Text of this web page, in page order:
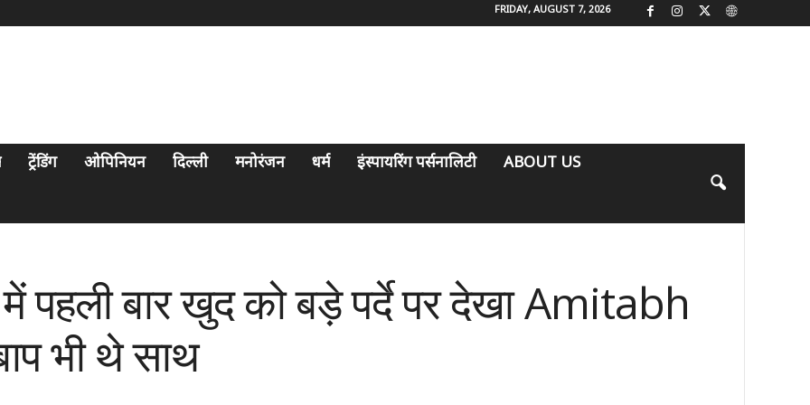
FRIDAY, AUGUST 7, 2026
ट्रेंडिंग ओपिनियन दिल्ली मनोरंजन धर्म इंस्पायरिंग पर्सनालिटी
ABOUT US
में पहली बार खुद को बड़े पर्दे पर देखा Amitabh
भी थे साथ